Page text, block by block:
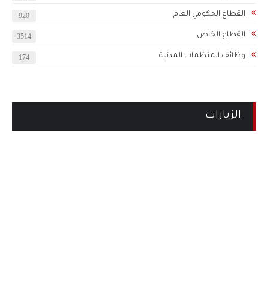
القطاع الحكومي العام 920
القطاع الخاص 3514
وظائف المنظمات المدنية 174
الزيارات